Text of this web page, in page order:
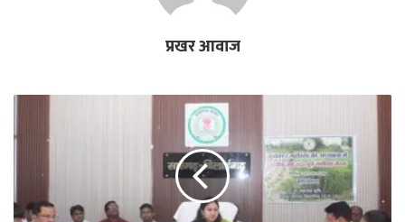
प्रखर आवाज